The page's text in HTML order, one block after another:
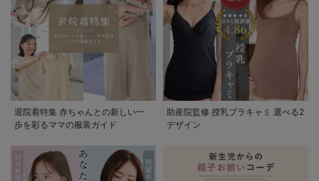
退院着特集 赤ちゃんとの新しい一
歩を彩るママの服装ガイド
助産院監修 授乳ブラキャミ 選べる2
デザイン